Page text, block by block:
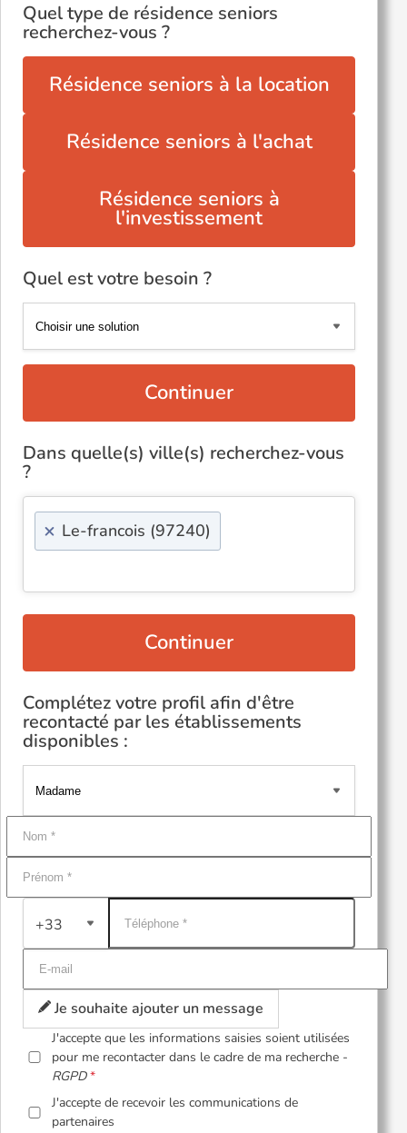
Quel type de résidence seniors
recherchez-vous ?
Résidence seniors à la location
Résidence seniors à l'achat
Résidence seniors à
l'investissement
Quel est votre besoin ?
Continuer
Dans quelle(s) ville(s) recherchez-vous
?
× Le-francois (97240)
Continuer
Complétez votre profil afin d'être
recontacté par les établissements
disponibles :
+33
Je souhaite ajouter un message
J'accepte que les informations saisies soient utilisées
pour me recontacter dans le cadre de ma recherche -
RGPD
J'accepte de recevoir les communications de
partenaires